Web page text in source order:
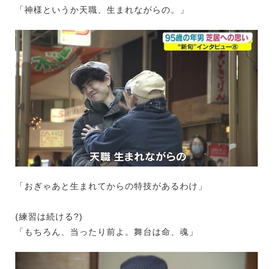
「神様というか天職、生まれながらの。」
「おぎゃあと生まれてからの特技があるわけ」
(練習は続ける?)
「もちろん、当ったり前よ。舞台は命、魂」